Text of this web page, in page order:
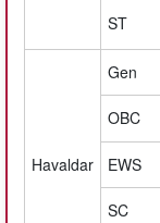
ST
Havaldar
Gen
OBC
EWS
SC